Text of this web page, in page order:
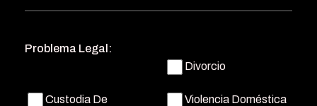
de
Problema Legal:
Divorcio
Custodia De
Violencia Doméstica